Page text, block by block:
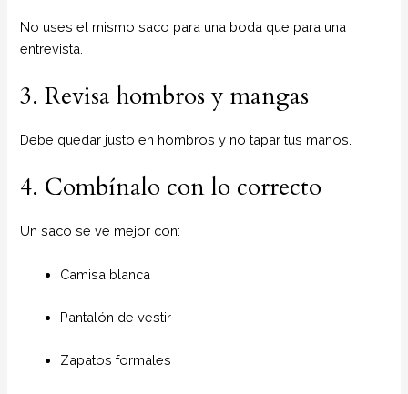
No uses el mismo saco para una boda que para una
entrevista.
3. Revisa hombros y mangas
Debe quedar justo en hombros y no tapar tus manos.
4. Combínalo con lo correcto
Un saco se ve mejor con:
Camisa blanca
Pantalón de vestir
Zapatos formales